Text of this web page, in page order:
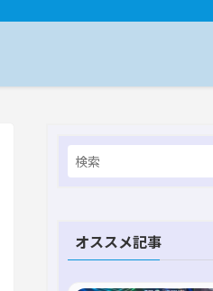
オススメ記事